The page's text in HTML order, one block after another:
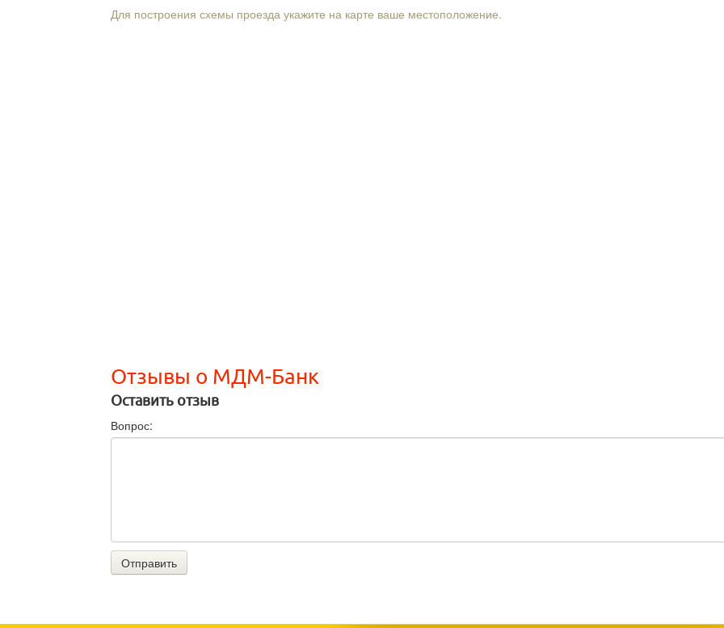
Для построения схемы проезда укажите на карте ваше местоположение.
Отзывы о МДМ-Банк
Оставить отзыв
Вопрос:
Отправить